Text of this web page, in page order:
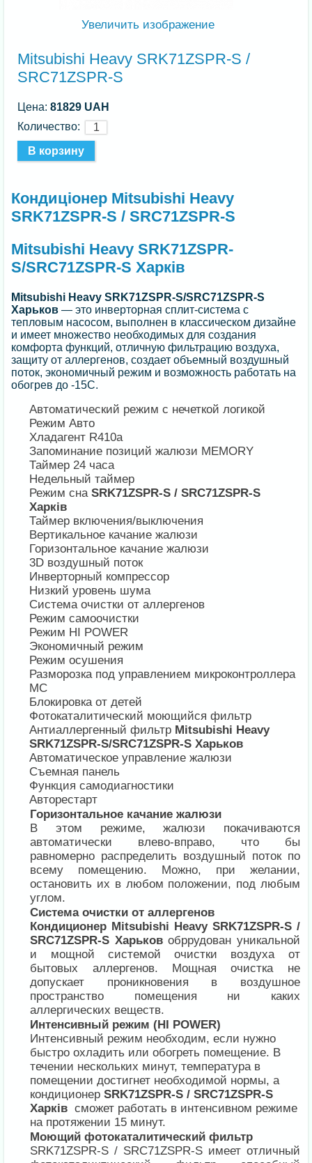
Увеличить изображение
Mitsubishi Heavy SRK71ZSPR-S /
SRC71ZSPR-S
Цена:81829 UAH
Количество:
Кондиціонер Mitsubishi Heavy
SRK71ZSPR-S / SRC71ZSPR-S
Mitsubishi Heavy SRK71ZSPR-
S/SRC71ZSPR-S Харків
Mitsubishi Heavy SRK71ZSPR-S/SRC71ZSPR-S
Харьков — это инверторная сплит-система с
тепловым насосом, выполнен в классическом дизайне
и имеет множество необходимых для создания
комфорта функций, отличную фильтрацию воздуха,
защиту от аллергенов, создает объемный воздушный
поток, экономичный режим и возможность работать на
обогрев до -15С.
Автоматический режим с нечеткой логикой
Режим Авто
Хладагент R410a
Запоминание позиций жалюзи MEMORY
Таймер 24 часа
Недельный таймер
Режим снаSRK71ZSPR-S / SRC71ZSPR-S
Харків
Таймер включения/выключения
Вертикальное качание жалюзи
Горизонтальное качание жалюзи
3D воздушный поток
Инверторный компрессор
Низкий уровень шума
Система очистки от аллергенов
Режим самоочистки
Режим HI POWER
Экономичный режим
Режим осушения
Разморозка под управлением микроконтроллера
MC
Блокировка от детей
Фотокаталитический моющийся фильтр
Антиаллергенный фильтр Mitsubishi Heavy
SRK71ZSPR-S/SRC71ZSPR-S Харьков
Автоматическое управление жалюзи
Съемная панель
Функция самодиагностики
Авторестарт
Горизонтальное качание жалюзи
В этом режиме, жалюзи покачиваются
автоматически влево-вправо, что бы
равномерно распределить воздушный поток по
всему помещению. Можно, при желании,
остановить их в любом положении, под любым
углом.
Система очистки от аллергенов
Кондиционер Mitsubishi Heavy SRK71ZSPR-S /
SRC71ZSPR-S Харьковобррудован уникальной
и мощной системой очистки воздуха от
бытовых аллергенов. Мощная очистка не
допускает проникновения в воздушное
пространство помещения ни каких
аллергических веществ.
Интенсивный режим (HI POWER)
Интенсивный режим необходим, если нужно
быстро охладить или обогреть помещение. В
течении нескольких минут, температура в
помещении достигнет необходимой нормы, а
кондиционерSRK71ZSPR-S / SRC71ZSPR-S
Харків сможет работать в интенсивном режиме
на протяжении 15 минут.
Моющий фотокаталитический фильтр
SRK71ZSPR-S / SRC71ZSPR-S имеет отличный